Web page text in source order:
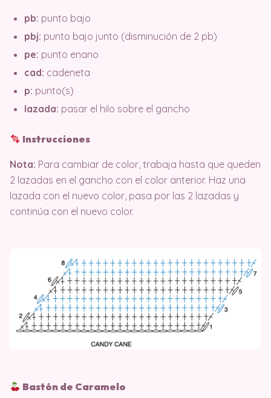
pb: punto bajo
pbj: punto bajo junto (disminución de 2 pb)
pe: punto enano
cad: cadeneta
p: punto(s)
lazada: pasar el hilo sobre el gancho
Instrucciones
Nota: Para cambiar de color, trabaja hasta que queden
2 lazadas en el gancho con el color anterior. Haz una
lazada con el nuevo color, pasa por las 2 lazadas y
continúa con el nuevo color.
Bastón de Caramelo